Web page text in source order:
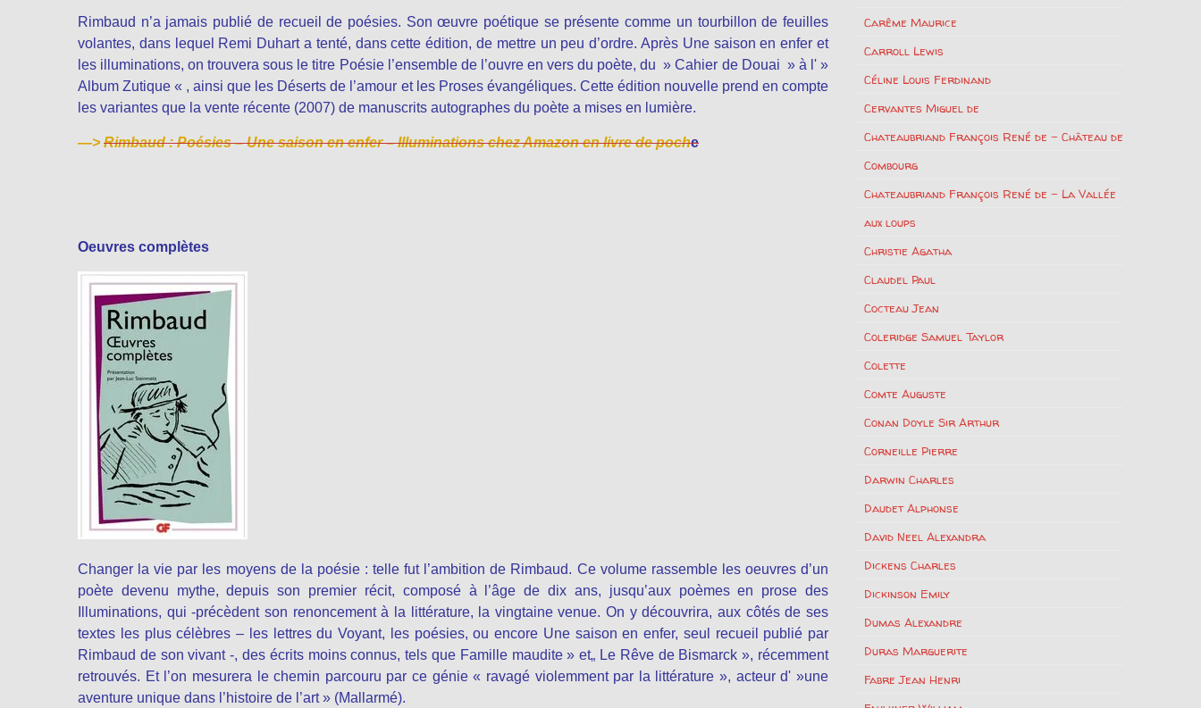
Rimbaud n’a jamais publié de recueil de poésies. Son œuvre poétique se présente comme un tourbillon de feuilles
volantes, dans lequel Remi Duhart a tenté, dans cette édition, de mettre un peu d’ordre. Après Une saison en enfer et
les illuminations, on trouvera sous le titre Poésie l’ensemble de l’ouvre en vers du poète, du » Cahier de Douai » à l' »
Album Zutique « , ainsi que les Déserts de l’amour et les Proses évangéliques. Cette édition nouvelle prend en compte
les variantes que la vente récente (2007) de manuscrits autographes du poète a mises en lumière.
—> Rimbaud : Poésies – Une saison en enfer – Illuminations chez Amazon en livre de poche
Oeuvres complètes
Changer la vie par les moyens de la poésie : telle fut l’ambition de Rimbaud. Ce volume rassemble les oeuvres d’un
poète devenu mythe, depuis son premier récit, composé à l’âge de dix ans, jusqu’aux poèmes en prose des
Illuminations, qui -précèdent son renoncement à la littérature, la vingtaine venue. On y découvrira, aux côtés de ses
textes les plus célèbres – les lettres du Voyant, les poésies, ou encore Une saison en enfer, seul recueil publié par
Rimbaud de son vivant -, des écrits moins connus, tels que Famille maudite » et„ Le Rêve de Bismarck », récemment
retrouvés. Et l’on mesurera le chemin parcouru par ce génie « ravagé violemment par la littérature », acteur d' »une
aventure unique dans l’histoire de l’art » (Mallarmé).
Carême Maurice
Carroll Lewis
Céline Louis Ferdinand
Cervantes Miguel de
Chateaubriand François René de – Château de
Combourg
Chateaubriand François René de – La Vallée
aux loups
Christie Agatha
Claudel Paul
Cocteau Jean
Coleridge Samuel Taylor
Colette
Comte Auguste
Conan Doyle Sir Arthur
Corneille Pierre
Darwin Charles
Daudet Alphonse
David Neel Alexandra
Dickens Charles
Dickinson Emily
Dumas Alexandre
Duras Marguerite
Fabre Jean Henri